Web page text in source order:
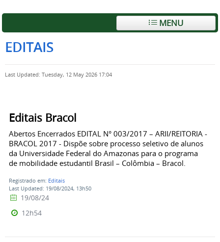
MENU
EDITAIS
Last Updated: Tuesday, 12 May 2026 17:04
Editais Bracol
Abertos Encerrados EDITAL N° 003/2017 – ARII/REITORIA -
BRACOL 2017 - Dispõe sobre processo seletivo de alunos
da Universidade Federal do Amazonas para o programa
de mobilidade estudantil Brasil – Colômbia – Bracol.
Registrado em: Editais
Last Updated: 19/08/2024, 13h50
19/08/24
12h54